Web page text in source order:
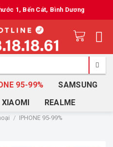
1, Bến Cát, Bình Dương
95-99%
SAMSUNG
XIAOMI REALME
/ IPHONE 95-99%